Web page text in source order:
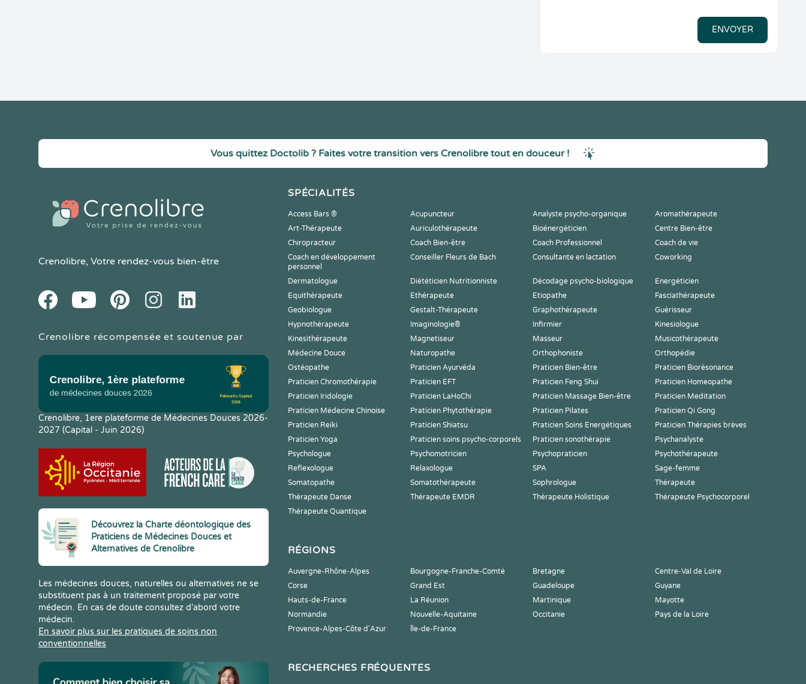
ENVOYER
Vous quittez Doctolib ? Faites votre transition vers Crenolibre tout en douceur !
Crenolibre, Votre rendez-vous bien-être
FacebookYoutube PinteresetInstagramLinkedIn
Crenolibre récompensée et soutenue par
Crenolibre, 1ere plateforme de Médecines Douces 2026-
2027 (Capital - Juin 2026)
Découvrez la Charte déontologique des
Praticiens de Médecines Douces et
Alternatives de Crenolibre
Les médecines douces, naturelles ou alternatives ne se
substituent pas à un traitement proposé par votre
médecin. En cas de doute consultez d’abord votre
médecin.
En savoir plus sur les pratiques de soins non
conventionnelles
SPÉCIALITÉS
Access Bars ® Acupuncteur Analyste psycho-organique
Aromathérapeute
Art-Thérapeute
Auriculothérapeute Bioénergéticien
Centre Bien-être
Chiropracteur
Coach Bien-être Coach Professionnel
Coach de vie
Coach en développement
personnel
Conseiller Fleurs de Bach Consultante en lactation Coworking
Dermatologue Diététicien Nutritionniste Décodage psycho-biologique
Energéticien
Equithérapeute
Ethérapeute Etiopathe
Fasciathérapeute
Geobiologue
Gestalt-Thérapeute Graphothérapeute
Guérisseur
Hypnothérapeute
Imaginologie® Infirmier
Kinesiologue
Kinesithérapeute
Magnetiseur Masseur
Musicothérapeute
Médecine Douce
Naturopathe Orthophoniste
Orthopédie
Ostéopathe
Praticien Ayurvéda Praticien Bien-être
Praticien Biorésonance
Praticien Chromothérapie
Praticien EFT Praticien Feng Shui
Praticien Homeopathe
Praticien Iridologie
Praticien LaHoChi Praticien Massage Bien-être
Praticien Meditation
Praticien Médecine Chinoise
Praticien Phytothérapie Praticien Pilates
Praticien Qi Gong
Praticien Reiki
Praticien Shiatsu Praticien Soins Energétiques
Praticien Thérapies brèves
Praticien Yoga
Praticien soins psycho-corporels Praticien sonothérapie
Psychanalyste
Psychologue
Psychomotricien Psychopraticien
Psychothérapeute
Reflexologue
Relaxologue SPA
Sage-femme
Somatopathe
Somatothérapeute Sophrologue
Thérapeute
Thérapeute Danse
Thérapeute EMDR Thérapeute Holistique
Thérapeute Psychocorporel
Thérapeute Quantique
RÉGIONS
Auvergne-Rhône-Alpes Bourgogne-Franche-Comté Bretagne
Centre-Val de Loire
Corse
Grand Est Guadeloupe
Guyane
Hauts-de-France
La Réunion Martinique
Mayotte
Normandie
Nouvelle-Aquitaine Occitanie
Pays de la Loire
Provence-Alpes-Côte d'Azur
Île-de-France
RECHERCHES FRÉQUENTES